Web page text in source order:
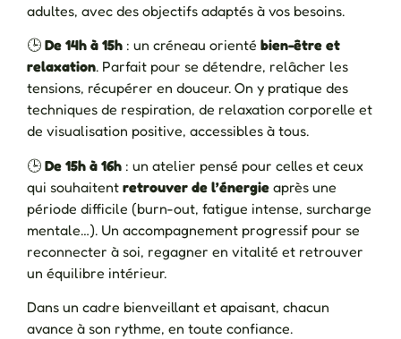
adultes, avec des objectifs adaptés à vos besoins.
🕒 De 14h à 15h : un créneau orienté bien-être et
relaxation. Parfait pour se détendre, relâcher les
tensions, récupérer en douceur. On y pratique des
techniques de respiration, de relaxation corporelle et
de visualisation positive, accessibles à tous.
🕒 De 15h à 16h : un atelier pensé pour celles et ceux
qui souhaitent retrouver de l’énergie après une
période difficile (burn-out, fatigue intense, surcharge
mentale…). Un accompagnement progressif pour se
reconnecter à soi, regagner en vitalité et retrouver
un équilibre intérieur.
Dans un cadre bienveillant et apaisant, chacun
avance à son rythme, en toute confiance.